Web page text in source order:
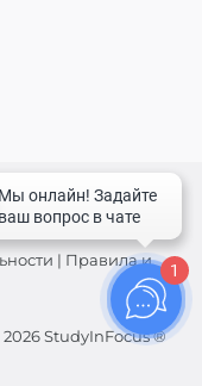
| Правила и
StudyInFocus ®
1